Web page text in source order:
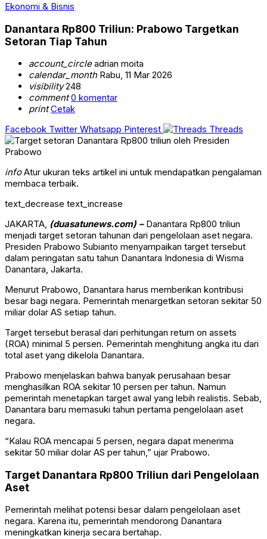
Ekonomi & Bisnis
Danantara Rp800 Triliun: Prabowo Targetkan
Setoran Tiap Tahun
account_circleadrian moita
calendar_monthRabu, 11 Mar 2026
visibility248
comment 0 komentar
print Cetak
Facebook Twitter Whatsapp Pinterest Threads
infoAtur ukuran teks artikel ini untuk mendapatkan pengalaman
membaca terbaik.
text_decrease text_increase
JAKARTA, (duasatunews.com) – Danantara Rp800 triliun
menjadi target setoran tahunan dari pengelolaan aset negara.
Presiden Prabowo Subianto menyampaikan target tersebut
dalam peringatan satu tahun Danantara Indonesia di Wisma
Danantara, Jakarta.
Menurut Prabowo, Danantara harus memberikan kontribusi
besar bagi negara. Pemerintah menargetkan setoran sekitar 50
miliar dolar AS setiap tahun.
Target tersebut berasal dari perhitungan return on assets
(ROA) minimal 5 persen. Pemerintah menghitung angka itu dari
total aset yang dikelola Danantara.
Prabowo menjelaskan bahwa banyak perusahaan besar
menghasilkan ROA sekitar 10 persen per tahun. Namun
pemerintah menetapkan target awal yang lebih realistis. Sebab,
Danantara baru memasuki tahun pertama pengelolaan aset
negara.
“Kalau ROA mencapai 5 persen, negara dapat menerima
sekitar 50 miliar dolar AS per tahun,” ujar Prabowo.
Target Danantara Rp800 Triliun dari Pengelolaan
Aset
Pemerintah melihat potensi besar dalam pengelolaan aset
negara. Karena itu, pemerintah mendorong Danantara
meningkatkan kinerja secara bertahap.